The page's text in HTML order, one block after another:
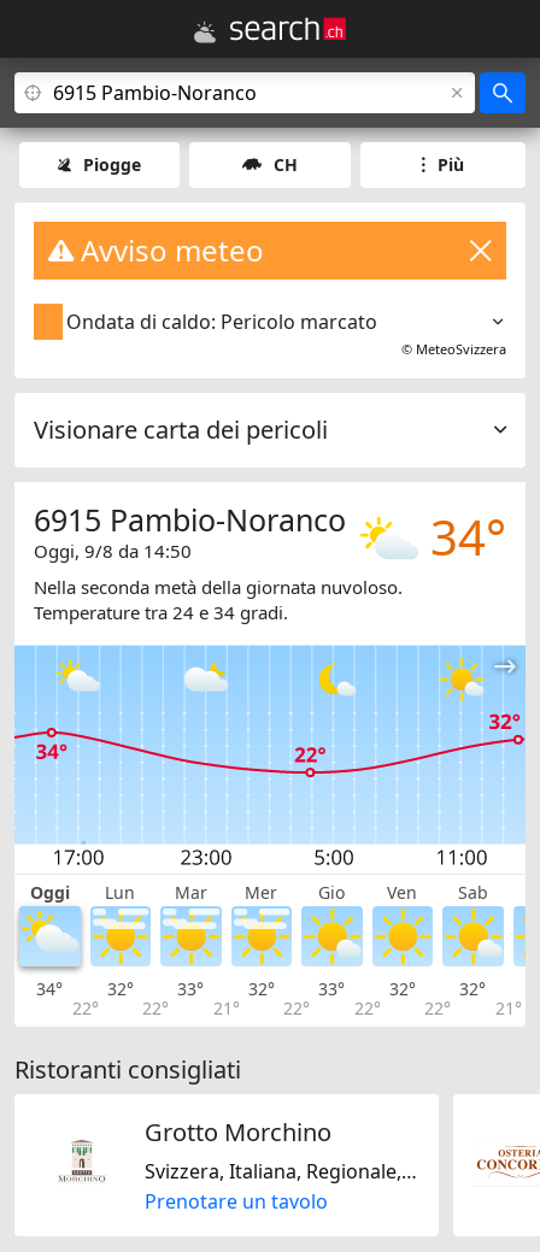
Piogge CH Più
Avviso meteo
Ondata di caldo: Pericolo marcato
© MeteoSvizzera
Visionare carta dei pericoli
34°
6915 Pambio-Noranco
Oggi, 9/8 da 14:50
Nella seconda metà della giornata nuvoloso.
Temperature tra 24 e 34 gradi.
Oggi Lun Mar Mer Gio Ven Sab
34°
22°
32°
22°
33°
21°
32°
22°
33°
22°
32°
22°
32°
21°
Ristoranti consigliati
Grotto Morchino
Svizzera, Italiana, Regionale, Stagionale
Prenotare un tavolo